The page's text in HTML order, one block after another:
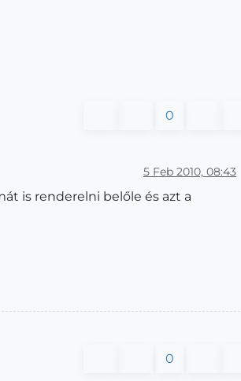
0
5 Feb 2010, 08:43
is renderelni belőle és azt a
0